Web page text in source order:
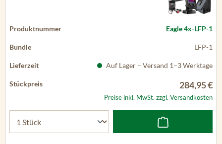
Eagle 4x-LFP-1
LFP-1
Auf Lager – Versand 1–3 Werktage
284,95 €
Preise inkl. MwSt. zzgl. Versandkosten